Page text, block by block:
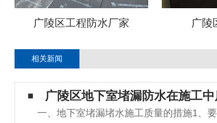
广陵区工程防水厂家 广陵
相关新闻
广陵区地下室堵漏防水在施工
一、地下室堵漏堵水施工质量的措施1、要